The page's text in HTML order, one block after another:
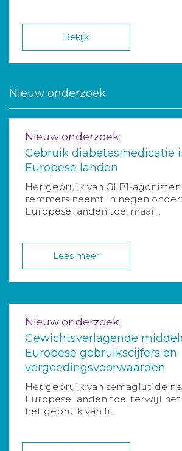
Bekijk
Nieuw onderzoek
Nieuw onderzoek
Gebruik diabetesmedicatie
Europese landen
Het gebruik van GLP1-agonisten
remmers neemt in negen
Europese landen toe, maar...
Lees meer
Nieuw onderzoek
Gewichtsverlagende
Europese gebruikscijfers en
vergoedingsvoorwaarden
Het gebruik van semaglutide
Europese landen toe, terwijl
het gebruik van li...